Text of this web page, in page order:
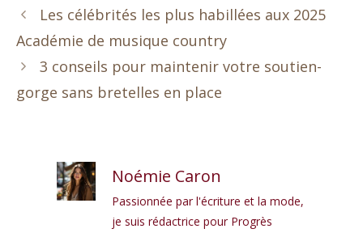
Les célébrités les plus habillées aux 2025
Académie de musique country
3 conseils pour maintenir votre soutien-
gorge sans bretelles en place
Noémie Caron
Passionnée par l'écriture et la mode,
je suis rédactrice pour Progrès